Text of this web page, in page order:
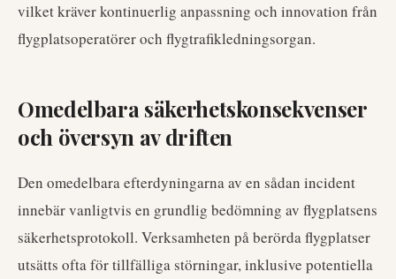
vilket kräver kontinuerlig anpassning och innovation från
flygplatsoperatörer och flygtrafikledningsorgan.
Omedelbara säkerhetskonsekvenser
och översyn av driften
Den omedelbara efterdyningarna av en sådan incident
innebär vanligtvis en grundlig bedömning av flygplatsens
säkerhetsprotokoll. Verksamheten på berörda flygplatser
utsätts ofta för tillfälliga störningar, inklusive potentiella